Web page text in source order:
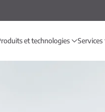
et technologies Services